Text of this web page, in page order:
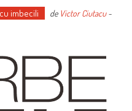
imbecili de Victor Ciutacu-